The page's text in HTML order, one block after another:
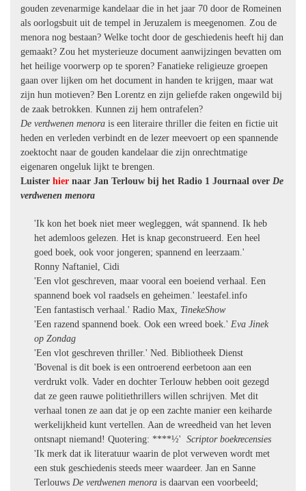
gouden zevenarmige kandelaar die in het jaar 70 door de Romeinen
als oorlogsbuit uit de tempel in Jeruzalem is meegenomen. Zou de
menora nog bestaan? Welke tocht door de geschiedenis heeft hij dan
gemaakt? Zou het mysterieuze document aanwijzingen bevatten om
het heilige voorwerp op te sporen? Fanatieke religieuze groepen
gaan over lijken om het document in handen te krijgen, maar wat
zijn hun motieven? Ben Lorentz en zijn geliefde raken ongewild bij
de zaak betrokken. Kunnen zij hem ontrafelen?
De verdwenen menora is een literaire thriller die feiten en fictie uit
heden en verleden verbindt en de lezer meevoert op een spannende
zoektocht naar de gouden kandelaar die zijn onrechtmatige
eigenaren ongeluk lijkt te brengen.
Luister hier naar Jan Terlouw bij het Radio 1 Journaal over De
verdwenen menora
'Ik kon het boek niet meer wegleggen, wát spannend. Ik heb
het ademloos gelezen. Het is knap geconstrueerd. Een heel
goed boek, ook voor jongeren; spannend en leerzaam.'
Ronny Naftaniel, Cidi
'Een vlot geschreven, maar vooral een boeiend verhaal. Een
spannend boek vol raadsels en geheimen.' leestafel.info
'Een fantastisch verhaal.' Radio Max, TinekeShow
'Een razend spannend boek. Ook een wreed boek.' Eva Jinek
op Zondag
'Een vlot geschreven thriller.' Ned. Bibliotheek Dienst
'Bovenal is dit boek is een ontroerend eerbetoon aan een
verdrukt volk. Vader en dochter Terlouw hebben ooit gezegd
dat ze geen rauwe politiethrillers willen schrijven. Met dit
verhaal tonen ze aan dat je op een zachte manier een keiharde
werkelijkheid kunt vertellen. Aan de wreedheid van het leven
ontsnapt niemand! Quotering: ****½' Scriptor boekrecensies
'Ik merk dat ik literatuur waarin de plot verweven wordt met
een stuk geschiedenis steeds meer waardeer. Jan en Sanne
Terlouws De verdwenen menora is daarvan een voorbeeld;